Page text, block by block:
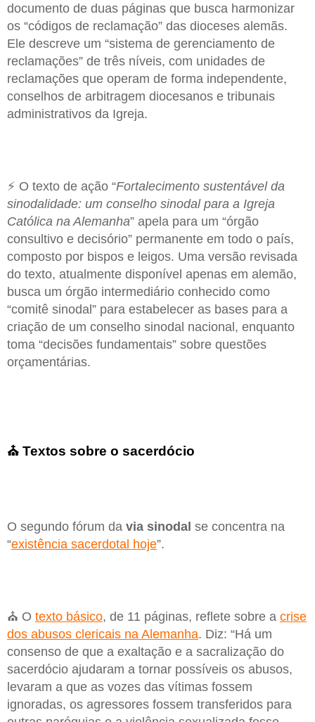
documento de duas páginas que busca harmonizar
os “códigos de reclamação” das dioceses alemãs.
Ele descreve um “sistema de gerenciamento de
reclamações” de três níveis, com unidades de
reclamações que operam de forma independente,
conselhos de arbitragem diocesanos e tribunais
administrativos da Igreja.
⚡ O texto de ação “Fortalecimento sustentável da
sinodalidade: um conselho sinodal para a Igreja
Católica na Alemanha” apela para um “órgão
consultivo e decisório” permanente em todo o país,
composto por bispos e leigos. Uma versão revisada
do texto, atualmente disponível apenas em alemão,
busca um órgão intermediário conhecido como
“comitê sinodal” para estabelecer as bases para a
criação de um conselho sinodal nacional, enquanto
toma “decisões fundamentais” sobre questões
orçamentárias.
⛪ Textos sobre o sacerdócio
O segundo fórum da via sinodal se concentra na
“existência sacerdotal hoje”.
⛪ O texto básico, de 11 páginas, reflete sobre a crise
dos abusos clericais na Alemanha. Diz: “Há um
consenso de que a exaltação e a sacralização do
sacerdócio ajudaram a tornar possíveis os abusos,
levaram a que as vozes das vítimas fossem
ignoradas, os agressores fossem transferidos para